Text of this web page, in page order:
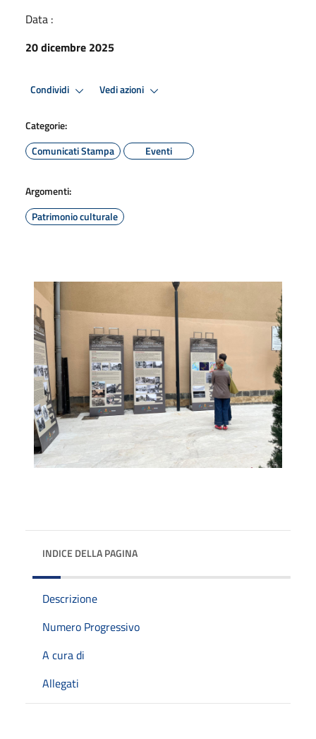
Data :
20 dicembre 2025
Condividi Vedi azioni
Categorie:
Comunicati Stampa
Eventi
Argomenti:
Patrimonio culturale
INDICE DELLA PAGINA
Descrizione
Numero Progressivo
A cura di
Allegati